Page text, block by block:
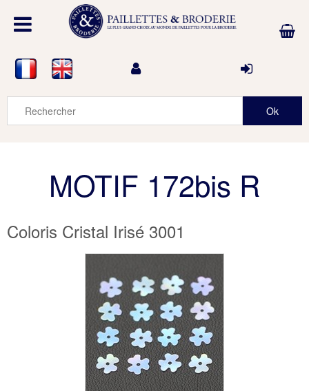
MOTIF 172bis R
Coloris Cristal Irisé 3001